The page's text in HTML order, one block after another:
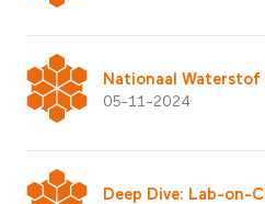
Nationaal Waterstof
05-11-2024
Deep Dive: Lab-on-